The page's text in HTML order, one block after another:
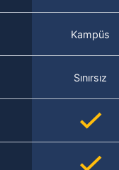
Kampüs
Sınırsız